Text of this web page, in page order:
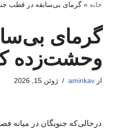
خانه »گرمای بی‌سابقه در قطب
گرمای
وحشت‌زده
ازaminkav ژوئن 15, 2026
درحالی‌که جنوبگان در میانه